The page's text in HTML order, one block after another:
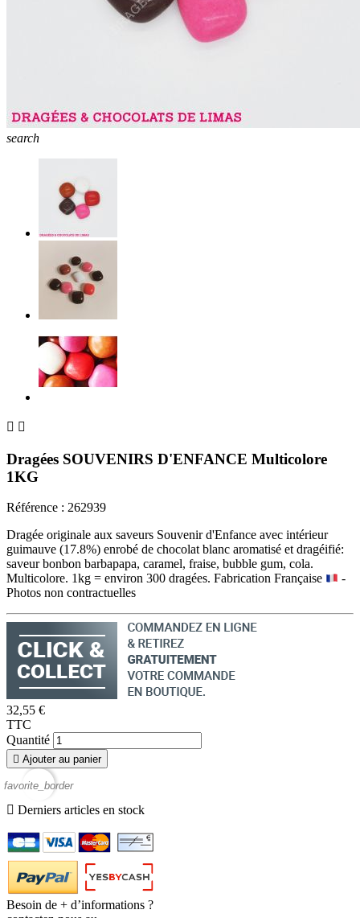
search
 
Dragées SOUVENIRS D'ENFANCE Multicolore
1KG
Référence : 262939
Dragée originale aux saveurs Souvenir d'Enfance avec intérieur
guimauve (17.8%) enrobé de chocolat blanc aromatisé et dragéifié:
saveur bonbon barbapapa, caramel, fraise, bubble gum, cola.
Multicolore. 1kg = environ 300 dragées. Fabrication Française
-
Photos non contractuelles
32,55 €
TTC
Quantité
 Ajouter au panier
favorite_border
 Derniers articles en stock
Besoin de + d’informations ?